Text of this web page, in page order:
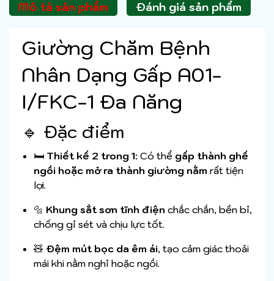
Mô tả sản phẩm Đánh giá sản phẩm
Giường Chăm Bệnh
Nhân Dạng Gấp A01-
I/FKC-1 Đa Năng
🔹 Đặc điểm
🛏️ Thiết kế 2 trong 1: Có thể gấp thành ghế
ngồi hoặc mở ra thành giường nằm rất tiện
lợi.
🔩 Khung sắt sơn tĩnh điện chắc chắn, bền bỉ,
chống gỉ sét và chịu lực tốt.
🧸 Đệm mút bọc da êm ái, tạo cảm giác thoải
mái khi nằm nghỉ hoặc ngồi.